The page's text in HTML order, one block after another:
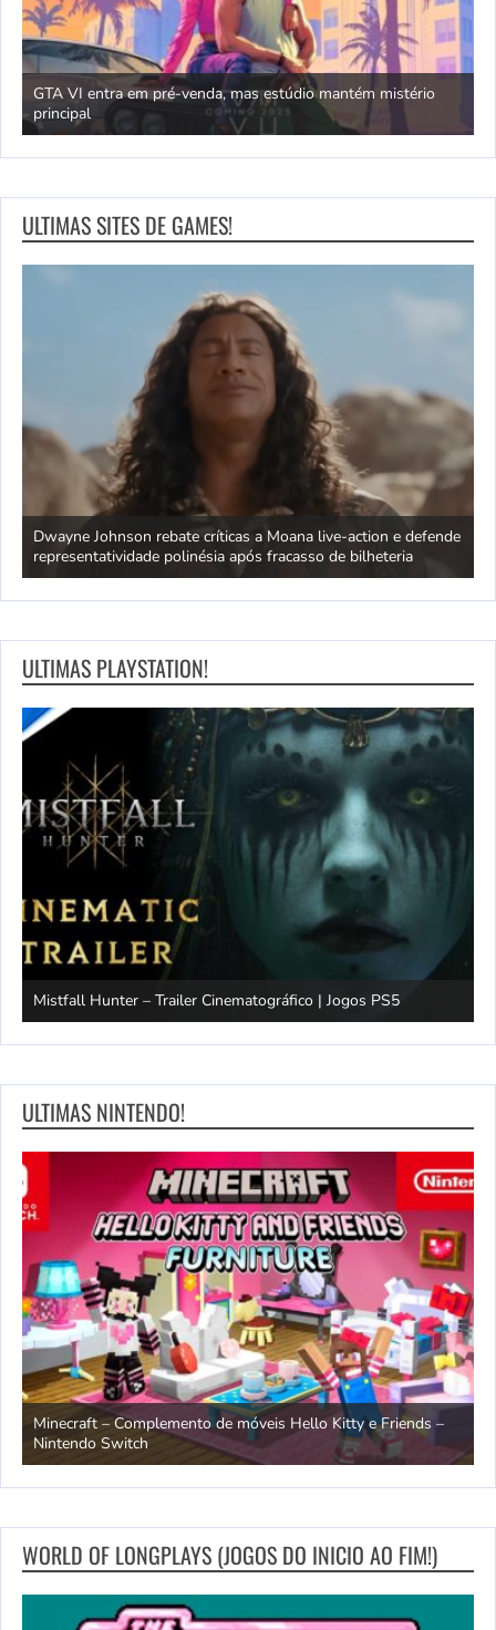
GTA VI entra em pré-venda, mas estúdio mantém mistério
principal
ULTIMAS SITES DE GAMES!
Dwayne Johnson rebate críticas a Moana live-action e defende
representatividade polinésia após fracasso de bilheteria
ULTIMAS PLAYSTATION!
Mistfall Hunter – Trailer Cinematográfico | Jogos PS5
ULTIMAS NINTENDO!
Minecraft – Complemento de móveis Hello Kitty e Friends –
Nintendo Switch
WORLD OF LONGPLAYS (JOGOS DO INICIO AO FIM!)